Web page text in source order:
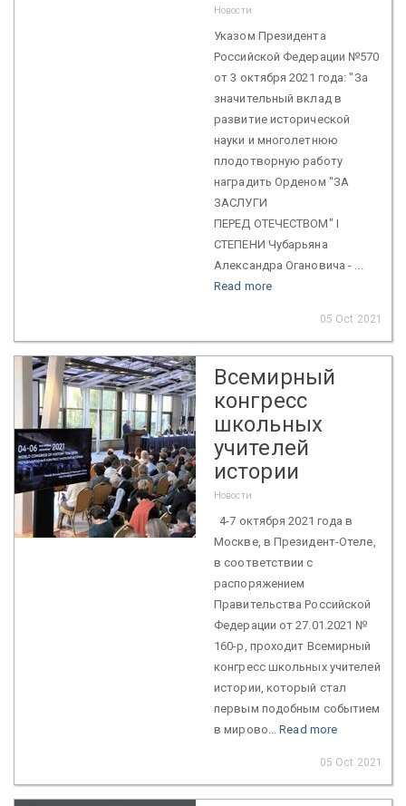
Новости
Указом Президента
Российской Федерации №570
от 3 октября 2021 года: "За
значительный вклад в
развитие исторической
науки и многолетнюю
плодотворную работу
наградить Орденом "ЗА
ЗАСЛУГИ
ПЕРЕД ОТЕЧЕСТВОМ" I
СТЕПЕНИ Чубарьяна
Александра Огановича - ...
Read more
05 Oct 2021
Всемирный
конгресс
школьных
учителей
истории
Новости
4-7 октября 2021 года в
Москве, в Президент-Отеле,
в соответствии с
распоряжением
Правительства Российской
Федерации от 27.01.2021 №
160-р, проходит Всемирный
конгресс школьных учителей
истории, который стал
первым подобным событием
в мирово...Read more
05 Oct 2021